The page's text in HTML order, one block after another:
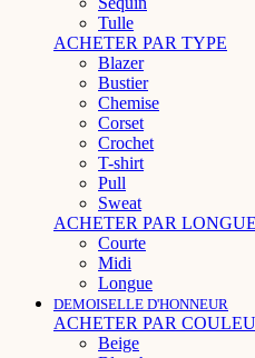
Tulle
ACHETER PAR TYPE
Blazer
Bustier
Chemise
Corset
Crochet
T-shirt
Pull
Sweat
ACHETER PAR
Courte
Midi
Longue
DEMOISELLE D'HONNEUR
ACHETER PAR
Beige